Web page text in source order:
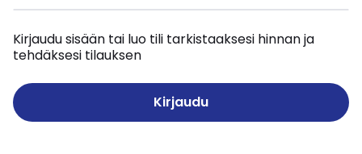
Kirjaudu sisään tai luo tili tarkistaaksesi hinnan ja
tehdäksesi tilauksen
Kirjaudu